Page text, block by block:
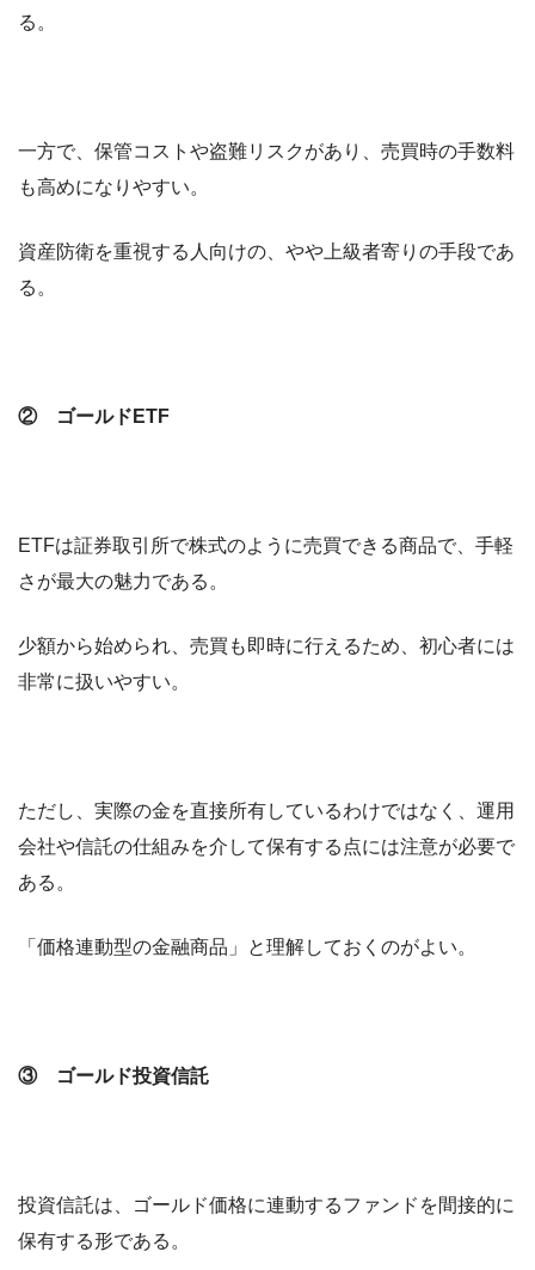
る。
一方で、保管コストや盗難リスクがあり、売買時の手数料
も高めになりやすい。
資産防衛を重視する人向けの、やや上級者寄りの手段であ
る。
② ゴールドETF
ETFは証券取引所で株式のように売買できる商品で、手軽
さが最大の魅力である。
少額から始められ、売買も即時に行えるため、初心者には
非常に扱いやすい。
ただし、実際の金を直接所有しているわけではなく、運用
会社や信託の仕組みを介して保有する点には注意が必要で
ある。
「価格連動型の金融商品」と理解しておくのがよい。
③ ゴールド投資信託
投資信託は、ゴールド価格に連動するファンドを間接的に
保有する形である。